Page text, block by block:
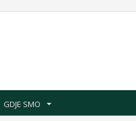
GDJE SMO